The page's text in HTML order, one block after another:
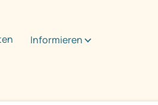
Informieren